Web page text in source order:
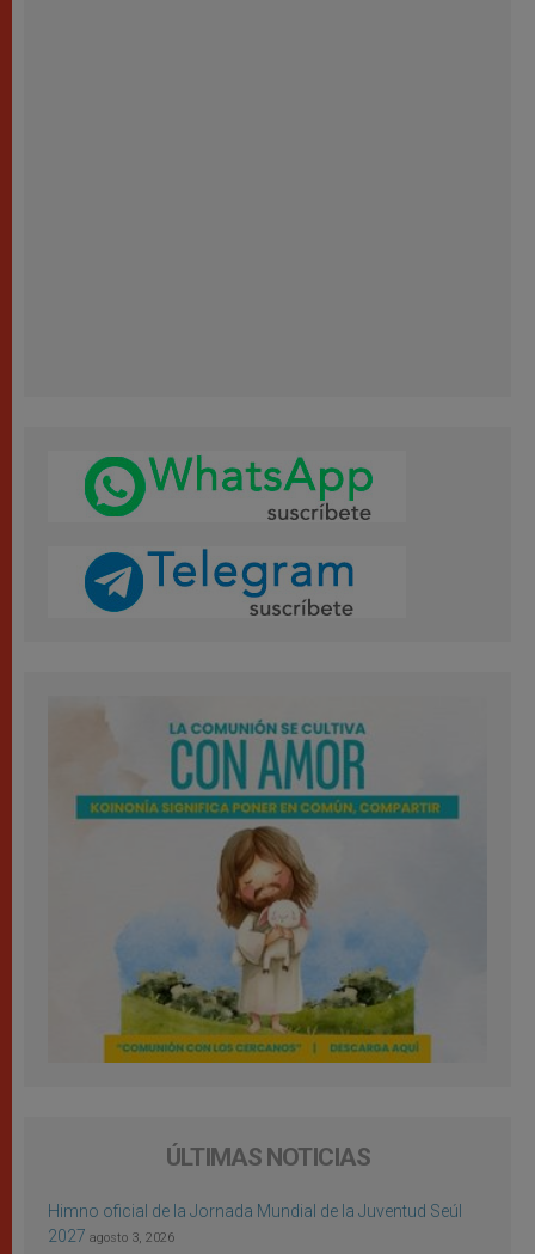
ÚLTIMAS NOTICIAS
Himno oficial de la Jornada Mundial de la Juventud Seúl
2027 agosto 3, 2026